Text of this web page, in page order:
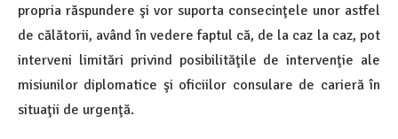
propria răspundere şi vor suporta consecinţele unor astfel
de călătorii, având în vedere faptul că, de la caz la caz, pot
interveni limitări privind posibilităţile de intervenţie ale
misiunilor diplomatice şi oficiilor consulare de carieră în
situaţii de urgenţă.